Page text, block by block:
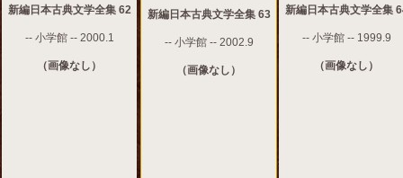
新編日本古典文学全集 62
-- 小学館 -- 2000.1
（画像なし）
新編日本古典文学全集 63
-- 小学館 -- 2002.9
（画像なし）
新編日本古典文学全集
-- 小学館 -- 1999.9
（画像なし）